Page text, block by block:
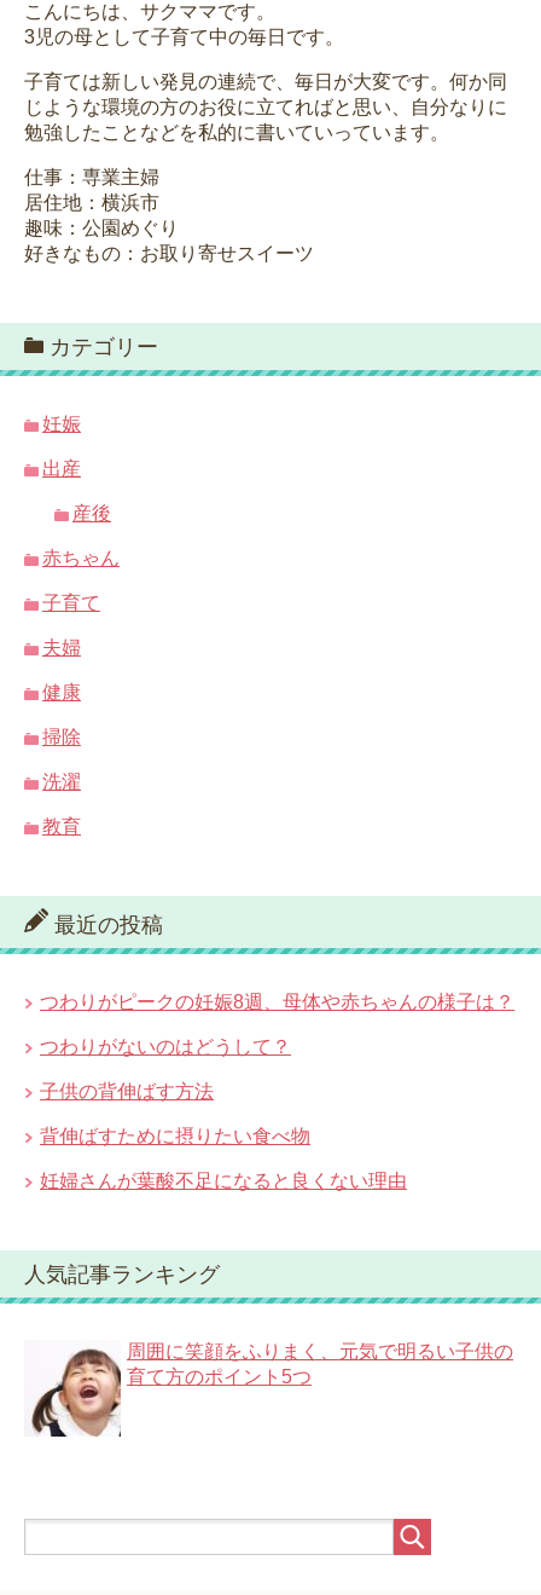
こんにちは、サクママです。
3児の母として子育て中の毎日です。
子育ては新しい発見の連続で、毎日が大変です。何か同
じような環境の方のお役に立てればと思い、自分なりに
勉強したことなどを私的に書いていっています。
仕事：専業主婦
居住地：横浜市
趣味：公園めぐり
好きなもの：お取り寄せスイーツ
カテゴリー
妊娠
出産
産後
赤ちゃん
子育て
夫婦
健康
掃除
洗濯
教育
最近の投稿
つわりがピークの妊娠8週、母体や赤ちゃんの様子は？
つわりがないのはどうして？
子供の背伸ばす方法
背伸ばすために摂りたい食べ物
妊婦さんが葉酸不足になると良くない理由
人気記事ランキング
周囲に笑顔をふりまく、元気で明るい子供の
育て方のポイント5つ